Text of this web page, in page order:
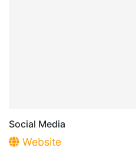
Social Media
Website